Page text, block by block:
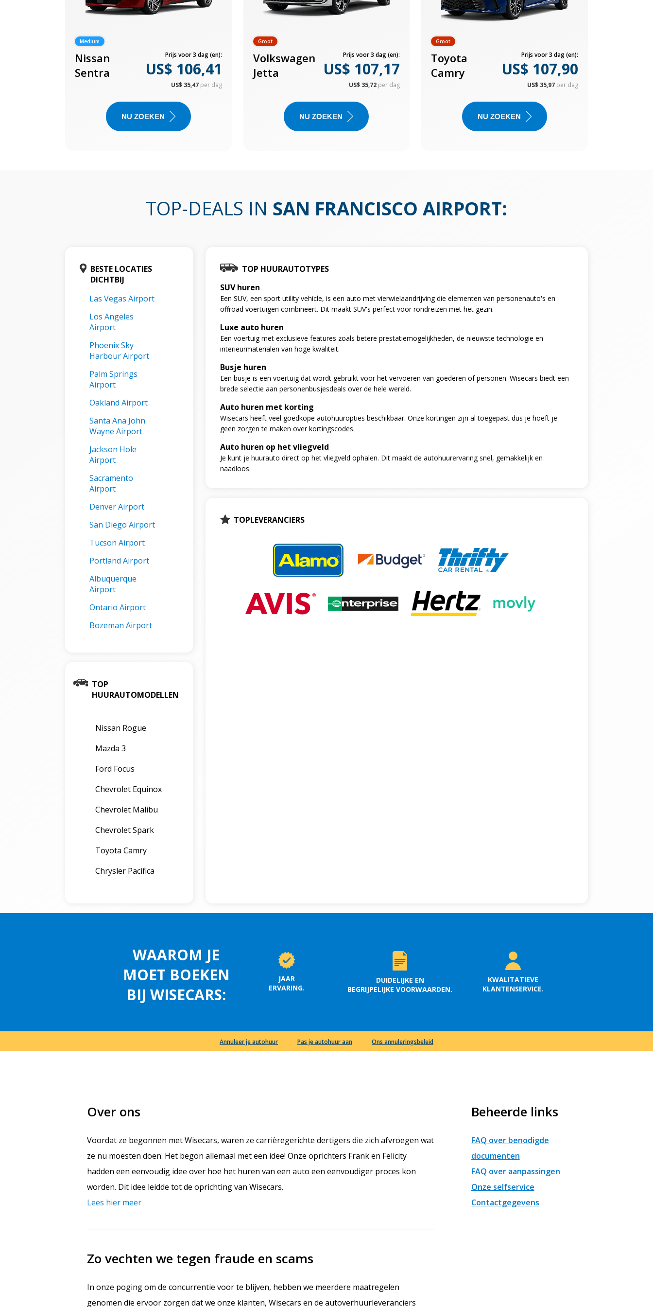
Medium
Nissan
Sentra
Prijs voor 3 dag (en):
US$ 106,41
US$ 35,47 per dag
NU ZOEKEN
Groot
Volkswagen
Jetta
Prijs voor 3 dag (en):
US$ 107,17
US$ 35,72 per dag
NU ZOEKEN
Groot
Toyota
Camry
Prijs voor 3 dag (en):
US$ 107,90
US$ 35,97 per dag
NU ZOEKEN
TOP-DEALS IN SAN FRANCISCO AIRPORT:
BESTE LOCATIES
DICHTBIJ
Las Vegas Airport
Los Angeles
Airport
Phoenix Sky
Harbour Airport
Palm Springs
Airport
Oakland Airport
Santa Ana John
Wayne Airport
Jackson Hole
Airport
Sacramento
Airport
Denver Airport
San Diego Airport
Tucson Airport
Portland Airport
Albuquerque
Airport
Ontario Airport
Bozeman Airport
TOP
HUURAUTOMODELLEN
Nissan Rogue
Mazda 3
Ford Focus
Chevrolet Equinox
Chevrolet Malibu
Chevrolet Spark
Toyota Camry
Chrysler Pacifica
TOP HUURAUTOTYPES
SUV huren
Een SUV, een sport utility vehicle, is een auto met vierwielaandrijving die elementen van personenauto's en
offroad voertuigen combineert. Dit maakt SUV's perfect voor rondreizen met het gezin.
Luxe auto huren
Een voertuig met exclusieve features zoals betere prestatiemogelijkheden, de nieuwste technologie en
interieurmaterialen van hoge kwaliteit.
Busje huren
Een busje is een voertuig dat wordt gebruikt voor het vervoeren van goederen of personen. Wisecars biedt een
brede selectie aan personenbusjesdeals over de hele wereld.
Auto huren met korting
Wisecars heeft veel goedkope autohuuropties beschikbaar. Onze kortingen zijn al toegepast dus je hoeft je
geen zorgen te maken over kortingscodes.
Auto huren op het vliegveld
Je kunt je huurauto direct op het vliegveld ophalen. Dit maakt de autohuurervaring snel, gemakkelijk en
naadloos.
TOPLEVERANCIERS
WAAROM JE
MOET BOEKEN
BIJ WISECARS:
JAAR
ERVARING.
DUIDELIJKE EN
BEGRIJPELIJKE VOORWAARDEN.
KWALITATIEVE
KLANTENSERVICE.
Annuleer je autohuur Pas je autohuur aan Ons annuleringsbeleid
Over ons
Voordat ze begonnen met Wisecars, waren ze carrièregerichte dertigers die zich afvroegen wat
ze nu moesten doen. Het begon allemaal met een idee! Onze oprichters Frank en Felicity
hadden een eenvoudig idee over hoe het huren van een auto een eenvoudiger proces kon
worden. Dit idee leidde tot de oprichting van Wisecars.
Lees hier meer
Zo vechten we tegen fraude en scams
In onze poging om de concurrentie voor te blijven, hebben we meerdere maatregelen
genomen die ervoor zorgen dat we onze klanten, Wisecars en de autoverhuurleveranciers
Beheerde links
FAQ over benodigde
documenten
FAQ over aanpassingen
Onze selfservice
Contactgegevens